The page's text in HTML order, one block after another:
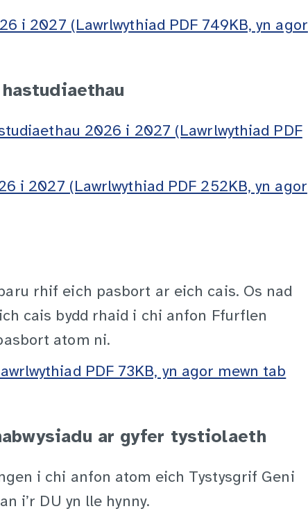
i 2027 (Lawrlwythiad PDF 749KB, yn agor
2026 i 2027 (Lawrlwythiad PDF
i 2027 (Lawrlwythiad PDF 252KB, yn agor
rhif eich pasbort ar eich cais. Os nad
cais bydd rhaid i chi anfon Ffurflen
atom ni.
PDF 73KB, yn agor mewn tab
ar gyfer tystiolaeth
i chi anfon atom eich Tystysgrif Geni
i’r DU yn lle hynny.